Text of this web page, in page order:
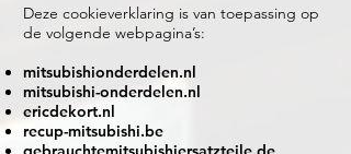
Deze cookieverklaring is van toepassing op
de volgende webpagina’s:
mitsubishionderdelen.nl
mitsubishi-onderdelen.nl
ericdekort.nl
recup-mitsubishi.be